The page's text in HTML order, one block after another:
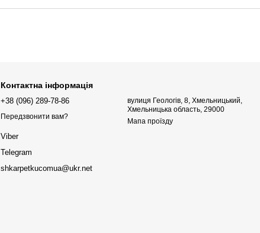
Контактна інформація
+38 (096) 289-78-86
Передзвонити вам?
Viber
Telegram
shkarpetkucomua@ukr.net
вулиця Геологів, 8, Хмельницький,
Хмельницька область, 29000
Мапа проїзду